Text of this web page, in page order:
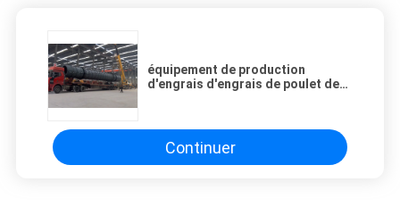
équipement de production
d'engrais d'engrais de poulet de
Continuer